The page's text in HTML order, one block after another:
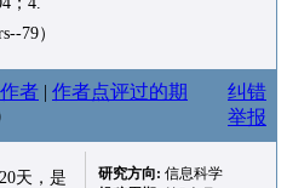
79）
者 | 作者点评过的期
纠错
举报
天，是
研究方向: 信息科学